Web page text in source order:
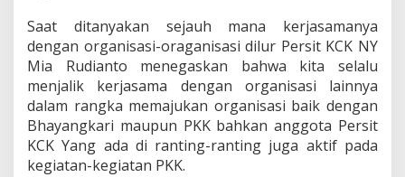
Saat ditanyakan sejauh mana kerjasamanya
dengan organisasi-oraganisasi dilur Persit KCK NY
Mia Rudianto menegaskan bahwa kita selalu
menjalik kerjasama dengan organisasi lainnya
dalam rangka memajukan organisasi baik dengan
Bhayangkari maupun PKK bahkan anggota Persit
KCK Yang ada di ranting-ranting juga aktif pada
kegiatan-kegiatan PKK.